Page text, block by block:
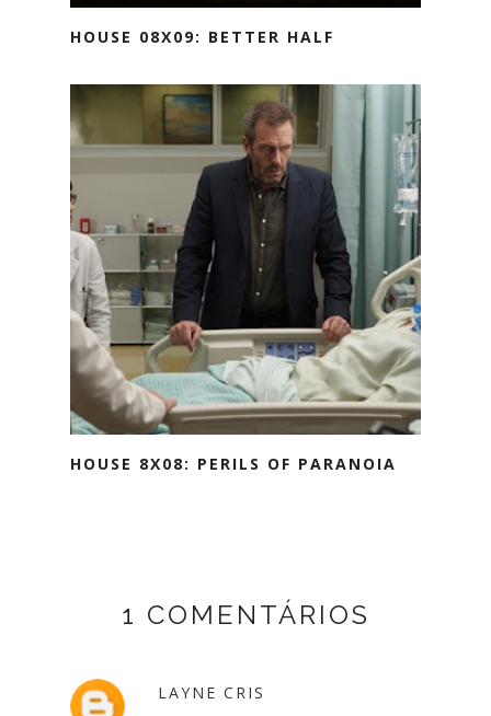
HOUSE 08X09: BETTER HALF
HOUSE 8X08: PERILS OF PARANOIA
1 COMENTÁRIOS
LAYNE CRIS